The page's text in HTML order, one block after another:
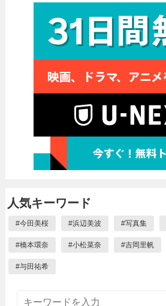
人気キーワード
#今田美桜 #浜辺美波 #写真集
#橋本環奈 #小松菜奈 #吉岡里帆
#与田祐希